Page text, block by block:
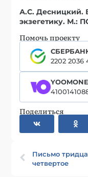
А.С. Десницкий.
экзегетику. М.:
Помочь проекту
2202 2036
Поделиться
Письмо
четвертое